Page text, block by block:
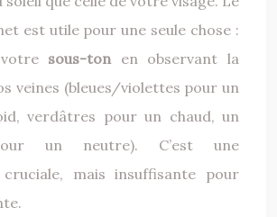
est utile pour une seule chose :
sous-tonen observant la
veines (bleues/violettes pour un
verdâtres pour un chaud, un
un neutre). C’est une
mais insuffisante pour